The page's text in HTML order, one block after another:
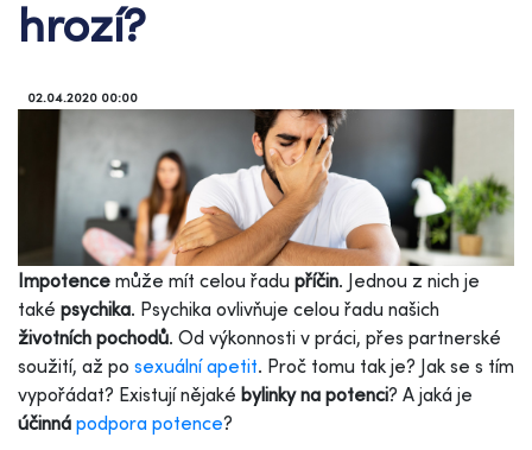
hrozí?
02.04.2020 00:00
Impotence může mít celou řadu příčin. Jednou z nich je
také psychika. Psychika ovlivňuje celou řadu našich
životních pochodů. Od výkonnosti v práci, přes partnerské
soužití, až po sexuální apetit. Proč tomu tak je? Jak se s tím
vypořádat? Existují nějaké bylinky na potenci? A jaká je
účinná podpora potence?